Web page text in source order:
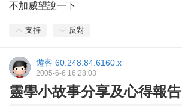
不加威望說一下
支持 反對
遊客 60.248.84.6160.x
2005-6-6 16:28:03
靈學小故事分享及心得報告